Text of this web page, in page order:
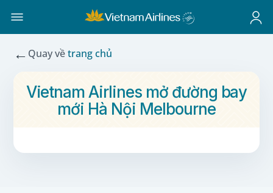
← Quay vềtrang chủ
Vietnam Airlines mở đường bay
mới Hà Nội Melbourne